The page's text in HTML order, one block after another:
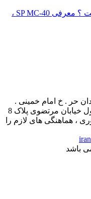
مینی لودر سنوپارس چیست ؟ معرفی SP MC-40 ،
حر . خ امام خمینی .
خیابان کمالی . خیابان اسکندری جنوبی اول خیابان مرتضوی پلاک 8
، هماهنگی های لازم را
باشد